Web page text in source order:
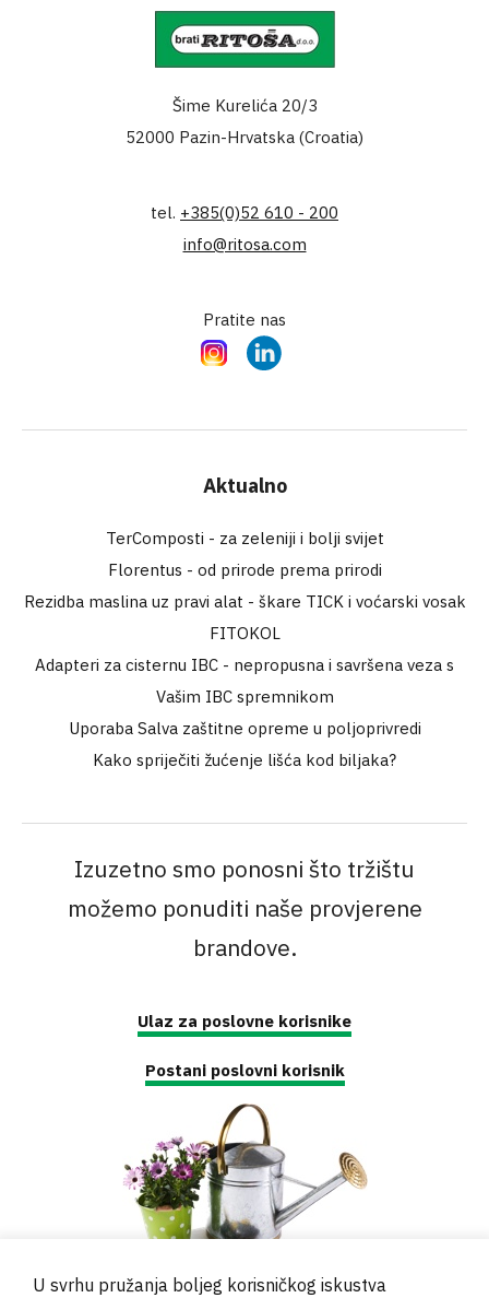
Šime Kurelića 20/3
52000 Pazin-Hrvatska (Croatia)
tel. +385(0)52 610 - 200
info@ritosa.com
Pratite nas
InstagramLinkedIn
Aktualno
TerComposti - za zeleniji i bolji svijet
Florentus - od prirode prema prirodi
Rezidba maslina uz pravi alat - škare TICK i voćarski vosak
FITOKOL
Adapteri za cisternu IBC - nepropusna i savršena veza s
Vašim IBC spremnikom
Uporaba Salva zaštitne opreme u poljoprivredi
Kako spriječiti žućenje lišća kod biljaka?
Izuzetno smo ponosni što tržištu
možemo ponuditi naše provjerene
brandove.
Ulaz za poslovne korisnike
Postani poslovni korisnik
U svrhu pružanja boljeg korisničkog iskustva